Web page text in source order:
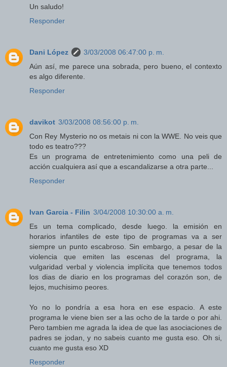
Un saludo!
Responder
Dani López
3/03/2008 06:47:00 p. m.
Aún así, me parece una sobrada, pero bueno, el contexto
es algo diferente.
Responder
davikot 3/03/2008 08:56:00 p. m.
Con Rey Mysterio no os metais ni con la WWE. No veis que
todo es teatro???
Es un programa de entretenimiento como una peli de
acción cualquiera así que a escandalizarse a otra parte...
Responder
Ivan Garcia - Filin 3/04/2008 10:30:00 a. m.
Es un tema complicado, desde luego. la emisión en
horarios infantiles de este tipo de programas va a ser
siempre un punto escabroso. Sin embargo, a pesar de la
violencia que emiten las escenas del programa, la
vulgaridad verbal y violencia implícita que tenemos todos
los dias de diario en los programas del corazón son, de
lejos, muchisimo peores.
Yo no lo pondría a esa hora en ese espacio. A este
programa le viene bien ser a las ocho de la tarde o por ahi.
Pero tambien me agrada la idea de que las asociaciones de
padres se jodan, y no sabeis cuanto me gusta eso. Oh si,
cuanto me gusta eso XD
Responder